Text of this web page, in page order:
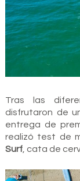
Tras las
disfrutaron de
entrega de
realizó test de
Surf, cata de